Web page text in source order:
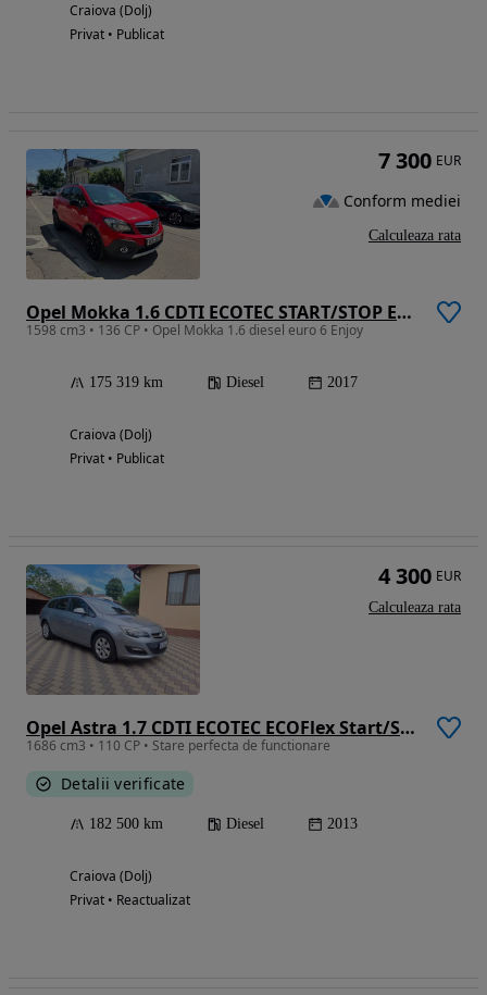
Craiova (Dolj)
Privat • Publicat
Opel Mokka 1.6 CDTI ECOTEC START/STOP Enjoy
1598 cm3 • 136 CP • Opel Mokka 1.6 diesel euro 6 Enjoy
175 319 km Diesel 2017
Craiova (Dolj)
Privat • Publicat
7 300 EUR
Conform mediei
Calculeaza rata
Opel Astra 1.7 CDTI ECOTEC ECOFlex Start/Stop Sport
1686 cm3 • 110 CP • Stare perfecta de functionare
Detalii verificate
182 500 km Diesel 2013
Craiova (Dolj)
Privat • Reactualizat
4 300 EUR
Calculeaza rata